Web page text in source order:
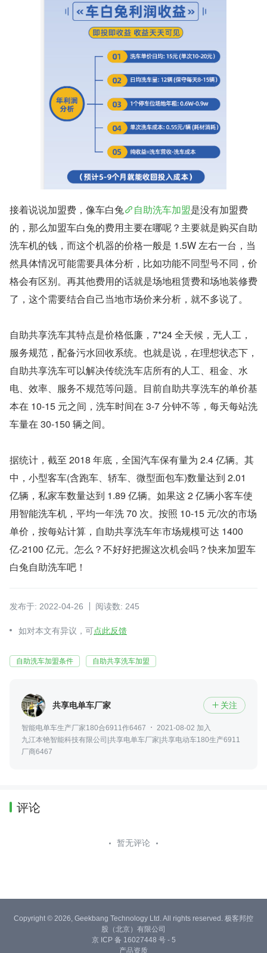
接着说说加盟费，像车白兔 自助洗车加盟是没有加盟费
的，那么加盟车白兔的费用主要在哪呢？主要就是购买自助
洗车机的钱，而这个机器的价格一般是 1.5W 左右一台，当
然具体情况可能需要具体分析，比如功能不同型号不同，价
格会有区别。再其他费用的话就是场地租赁费和场地装修费
了，这个需要结合自己当地市场价来分析，就不多说了。
自助共享洗车其特点是价格低廉，7*24 全天候，无人工，
服务规范，配备污水回收系统。也就是说，在理想状态下，
自助共享洗车可以解决传统洗车店所有的人工、租金、水
电、效率、服务不规范等问题。目前自助共享洗车的单价基
本在 10-15 元之间，洗车时间在 3-7 分钟不等，每天每站洗
车量在 30-150 辆之间。
据统计，截至 2018 年底，全国汽车保有量为 2.4 亿辆。其
中，小型客车(含跑车、轿车、微型面包车)数量达到 2.01
亿辆，私家车数量达到 1.89 亿辆。如果这 2 亿辆小客车使
用智能洗车机，平均一年洗 70 次。按照 10-15 元/次的市场
单价，按每站计算，自助共享洗车年市场规模可达 1400
亿-2100 亿元。怎么？不好好把握这次机会吗？快来加盟车
白兔自助洗车吧！
发布于: 2022-04-26 阅读数: 245
如对本文有异议，可点此反馈
自助洗车加盟条件 自助共享洗车加盟
共享电单车厂家  关注
智能电单车生产厂家180合6911作6467
2021-08-02 加入
九江本铯智能科技有限公司|共享电单车厂家|共享电动车180生产6911
厂商6467
评论
暂无评论
Copyright © 2026, Geekbang Technology Ltd. All rights reserved. 极客邦控
股（北京）有限公司
京 ICP 备 16027448 号 - 5
产品资质